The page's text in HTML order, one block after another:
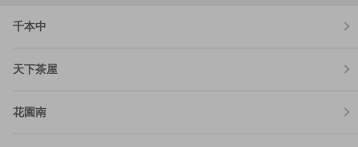
千本中
天下茶屋
花園南